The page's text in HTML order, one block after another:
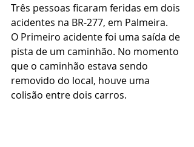
Três pessoas ficaram feridas em dois
acidentes na BR-277, em Palmeira.
O Primeiro acidente foi uma saída de
pista de um caminhão. No momento
que o caminhão estava sendo
removido do local, houve uma
colisão entre dois carros.